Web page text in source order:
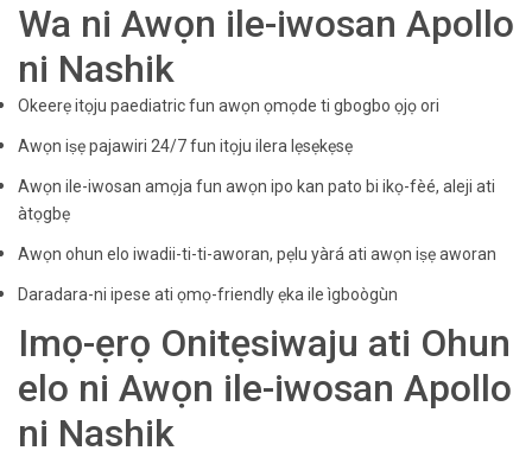
Wa ni Awọn ile-iwosan Apollo
ni Nashik
Okeerẹ itọju paediatric fun awọn ọmọde ti gbogbo ọjọ ori
Awọn iṣẹ pajawiri 24/7 fun itọju ilera lẹsẹkẹsẹ
Awọn ile-iwosan amọja fun awọn ipo kan pato bi ikọ-fèé, aleji ati
àtọgbẹ
Awọn ohun elo iwadii-ti-ti-aworan, pẹlu yàrá ati awọn iṣẹ aworan
Daradara-ni ipese ati ọmọ-friendly ẹka ile ìgboògùn
Imọ-ẹrọ Onitẹsiwaju ati Ohun
elo ni Awọn ile-iwosan Apollo
ni Nashik